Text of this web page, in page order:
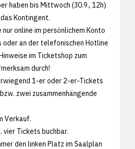
haben bis Mittwoch (30.9., 12h)
Kontingent.
online im persönlichem Konto
oder an der telefonischen Hotline
im Ticketshop zum
durch!
1-er oder 2-er-Tickets
zwei zusammenhängende
Verkauf.
vier Tickets buchbar.
den linken Platz im Saalplan